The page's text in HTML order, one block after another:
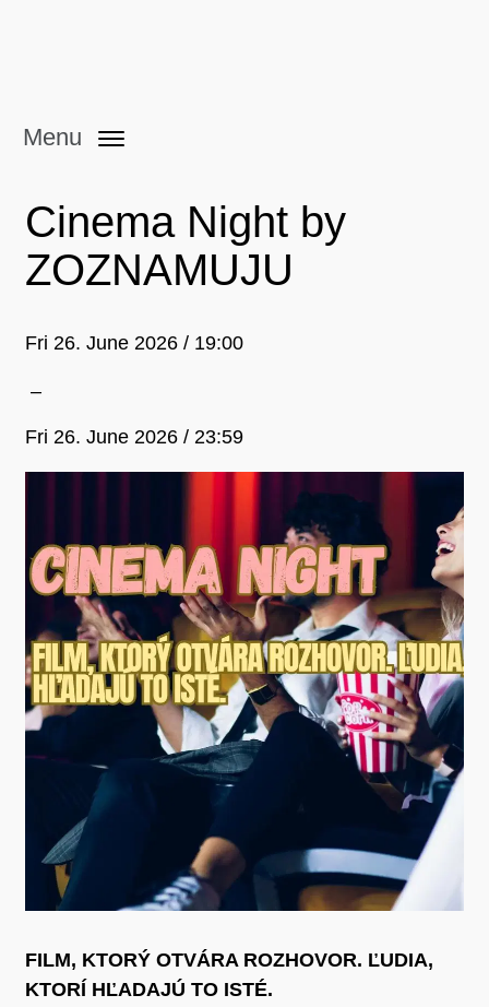
Menu
Cinema Night by
ZOZNAMUJU
Fri 26. June 2026 / 19:00
–
Fri 26. June 2026 / 23:59
FILM, KTORÝ OTVÁRA ROZHOVOR. ĽUDIA,
KTORÍ HĽADAJÚ TO ISTÉ.